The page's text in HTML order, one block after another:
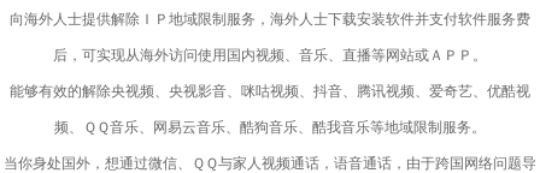
向海外人士提供解除ＩＰ地域限制服务，海外人士下载安装软件并支付软件服务费
后，可实现从海外访问使用国内视频、音乐、直播等网站或ＡＰＰ。
能够有效的解除央视频、央视影音、咪咕视频、抖音、腾讯视频、爱奇艺、优酷视
频、ＱＱ音乐、网易云音乐、酷狗音乐、酷我音乐等地域限制服务。
当你身处国外，想通过微信、ＱＱ与家人视频通话，语音通话，由于跨国网络问题导